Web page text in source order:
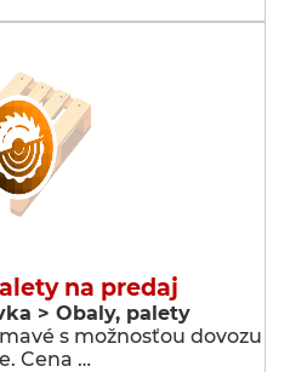
na predaj
> Obaly, palety
s možnosťou dovozu
Cena …